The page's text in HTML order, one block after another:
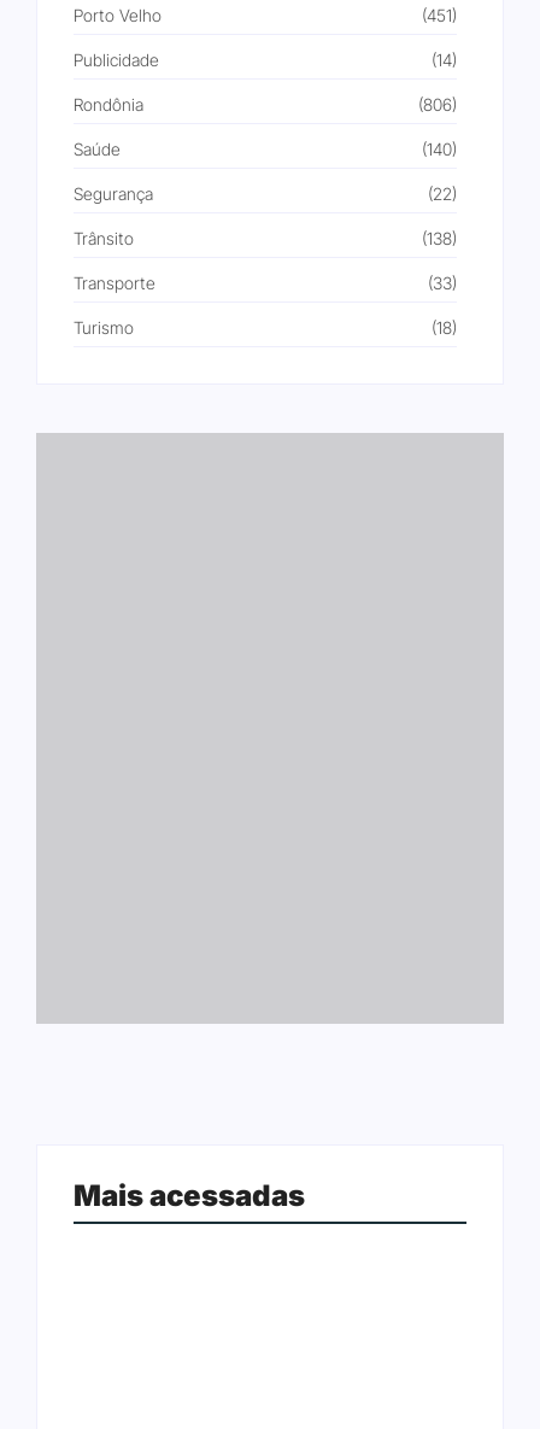
Porto Velho (451)
Publicidade (14)
Rondônia (806)
Saúde (140)
Segurança (22)
Trânsito (138)
Transporte (33)
Turismo (18)
Mais acessadas